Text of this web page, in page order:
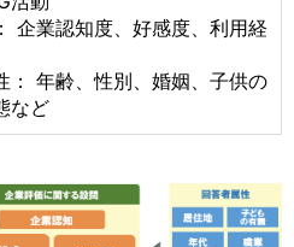
度、好感度、利用経
性別、婚姻、子供の
など